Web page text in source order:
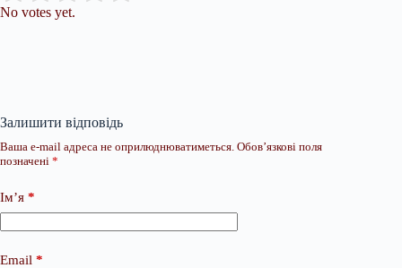
No votes yet.
Залишити відповідь
Ваша e-mail адреса не оприлюднюватиметься. Обов’язкові поля
позначені *
Ім’я *
Email *